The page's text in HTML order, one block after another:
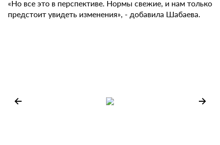
«Но все это в перспективе. Нормы свежие, и нам только
предстоит увидеть изменения», - добавила Шабаева.